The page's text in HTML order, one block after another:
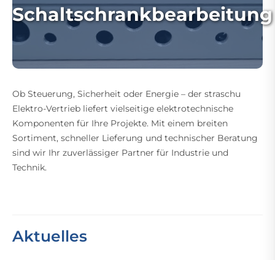
Schaltschrankbearbeitung
Ob Steuerung, Sicherheit oder Energie – der straschu
Elektro-Vertrieb liefert vielseitige elektrotechnische
Komponenten für Ihre Projekte. Mit einem breiten
Sortiment, schneller Lieferung und technischer Beratung
sind wir Ihr zuverlässiger Partner für Industrie und
Technik.
Aktuelles